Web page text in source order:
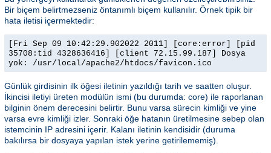
Bir biçem belirtmezseniz öntanımlı biçem kullanılır. Örnek tipik bir
hata iletisi içermektedir:
[Fri Sep 09 10:42:29.902022 2011] [core:error] [pid
35708:tid 4328636416] [client 72.15.99.187] Dosya
yok: /usr/local/apache2/htdocs/favicon.ico
Günlük girdisinin ilk öğesi iletinin yazıldığı tarih ve saatten oluşur.
İkincisi iletiyi üreten modülün ismi (bu durumda: core) ile raporlanan
bilginin önem derecesini belirtir. Bunu varsa sürecin kimliği ve yine
varsa evre kimliği izler. Sonraki öğe hatanın üretilmesine sebep olan
istemcinin IP adresini içerir. Kalanı iletinin kendisidir (duruma
bakılırsa bir dosyaya yapılan istek yerine getirilememiş).